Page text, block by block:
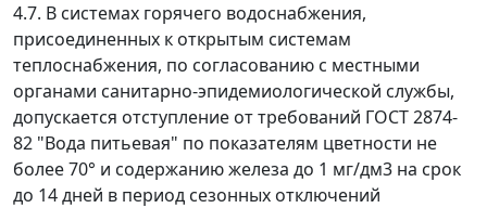
4.7. В системах горячего водоснабжения,
присоединенных к открытым системам
теплоснабжения, по согласованию с местными
органами санитарно-эпидемиологической службы,
допускается отступление от требований ГОСТ 2874-
82 "Вода питьевая" по показателям цветности не
более 70° и содержанию железа до 1 мг/дм3 на срок
до 14 дней в период сезонных отключений